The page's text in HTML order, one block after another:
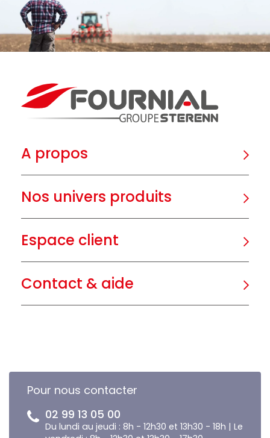
A propos
Nos univers produits
Espace client
Contact & aide
Pour nous contacter
02 99 13 05 00
Du lundi au jeudi : 8h - 12h30 et 13h30 - 18h | Le